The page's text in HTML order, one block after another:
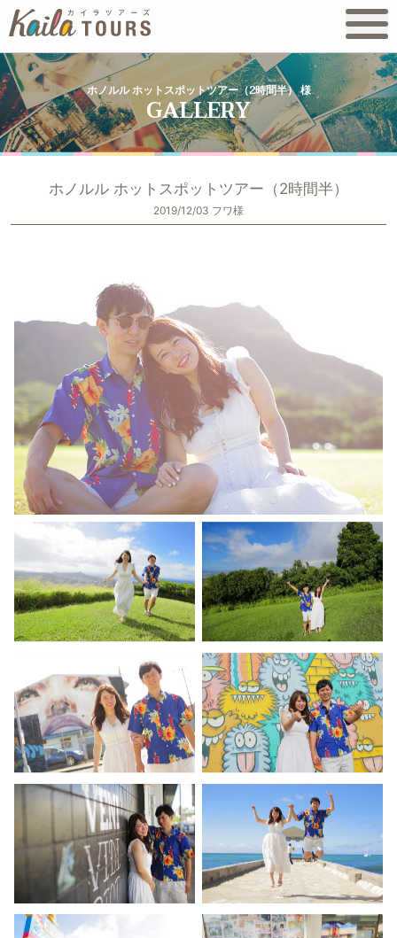
ホノルル ホットスポットツアー（2時間半） 様
ホノルル ホットスポットツアー（2時間半）
2019/12/03 フワ様